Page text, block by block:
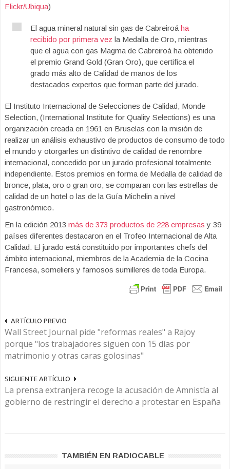
Flickr/Ubiqua)
El agua mineral natural sin gas de Cabreiroá ha
recibido por primera vez la Medalla de Oro, mientras
que el agua con gas Magma de Cabreiroá ha obtenido
el premio Grand Gold (Gran Oro), que certifica el
grado más alto de Calidad de manos de los
destacados expertos que forman parte del jurado.
El Instituto Internacional de Selecciones de Calidad, Monde
Selection, (International Institute for Quality Selections) es una
organización creada en 1961 en Bruselas con la misión de
realizar un análisis exhaustivo de productos de consumo de todo
el mundo y otorgarles un distintivo de calidad de renombre
internacional, concedido por un jurado profesional totalmente
independiente. Estos premios en forma de Medalla de calidad de
bronce, plata, oro o gran oro, se comparan con las estrellas de
calidad de un hotel o las de la Guía Michelin a nivel
gastronómico.
En la edición 2013 más de 373 productos de 228 empresas y 39
países diferentes destacaron en el Trofeo Internacional de Alta
Calidad. El jurado está constituido por importantes chefs del
ámbito internacional, miembros de la Academia de la Cocina
Francesa, someliers y famosos sumilleres de toda Europa.
ARTÍCULO PREVIO
Wall Street Journal pide "reformas reales" a Rajoy
porque "los trabajadores siguen con 15 días por
matrimonio y otras caras golosinas"
SIGUIENTE ARTÍCULO
La prensa extranjera recoge la acusación de Amnistía al
gobierno de restringir el derecho a protestar en España
TAMBIÉN EN RADIOCABLE